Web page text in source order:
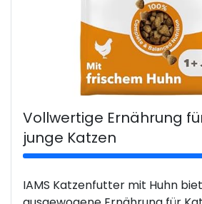
Vollwertige Ernährung
junge Katzen
IAMS Katzenfutter mit Huhn